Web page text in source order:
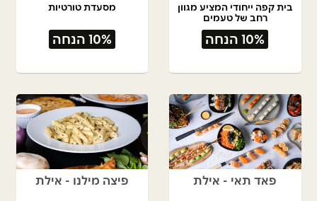
בית קפה ייחודי המציע מגוון
רחב של טעמים
10% הנחה
מסעדת טורטיות
10% הנחה
פאד תאי - אילת פיצה מילנו - אילת